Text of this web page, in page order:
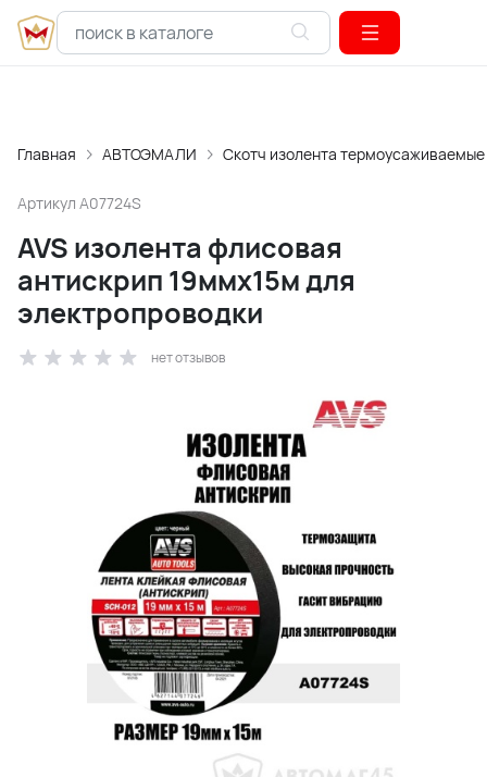
Главная АВТОЭМАЛИ Скотч изолента термоусаживаемые
Артикул A07724S
AVS изолента флисовая
антискрип 19ммх15м для
электропроводки
нет отзывов